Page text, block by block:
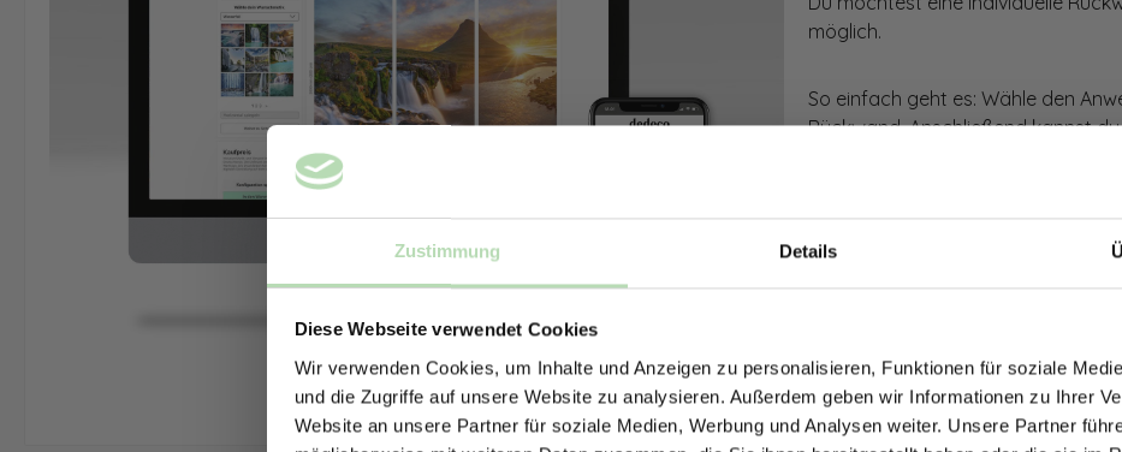
Zustimmung Details
Diese Webseite verwendet Cookies
Wir verwenden Cookies, um Inhalte und Anzeigen zu personalisieren, Funktionen für soziale
und die Zugriffe auf unsere Website zu analysieren. Außerdem geben wir Informationen zu Ihrer
Website an unsere Partner für soziale Medien, Werbung und Analysen weiter. Unsere Partner
möglich.
So einfach geht es: Wähle den
Rückwand. Anschließend kannst
Mithilfe unseres Konfigurators
dargestellt. Parallel erhältst du
bestellen kannst.
Zum Konfigurator
Jetzt zum Newsletter anmelden.